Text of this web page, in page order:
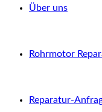
Über uns
Rohrmotor
Reparatur-